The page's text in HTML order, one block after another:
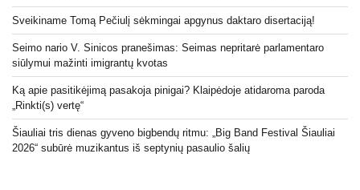
Sveikiname Tomą Pečiulį sėkmingai apgynus daktaro disertaciją!
Seimo nario V. Sinicos pranešimas: Seimas nepritarė parlamentaro
siūlymui mažinti imigrantų kvotas
Ką apie pasitikėjimą pasakoja pinigai? Klaipėdoje atidaroma paroda
„Rinkti(s) vertę“
Šiauliai tris dienas gyveno bigbendų ritmu: „Big Band Festival Šiauliai
2026“ subūrė muzikantus iš septynių pasaulio šalių